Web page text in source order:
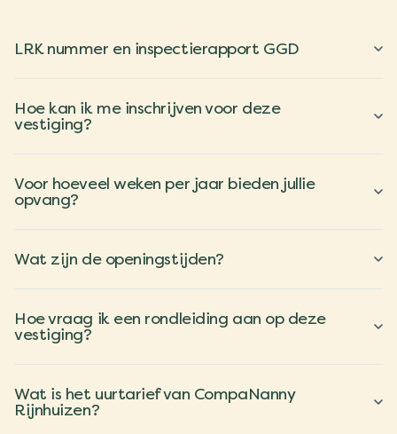
LRK nummer en inspectierapport GGD
Hoe kan ik me inschrijven voor deze
vestiging?
Voor hoeveel weken per jaar bieden jullie
opvang?
Wat zijn de openingstijden?
Hoe vraag ik een rondleiding aan op deze
vestiging?
Wat is het uurtarief van CompaNanny
Rijnhuizen?